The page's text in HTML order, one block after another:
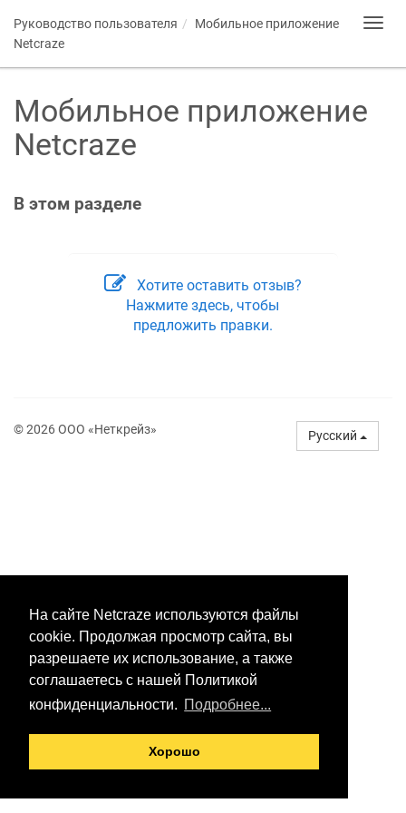
На сайте Netcraze используются файлы
cookie. Продолжая просмотр сайта, вы
разрешаете их использование, а также
соглашаетесь с нашей Политикой
конфиденциальности. Подробнее...
Хорошо
Руководство пользователя
Мобильное приложение
Netcraze
Мобильное приложение
Netcraze
В этом разделе
Хотите оставить отзыв?
Нажмите здесь, чтобы
предложить правки.
© 2026 ООО «Неткрейз» Русский